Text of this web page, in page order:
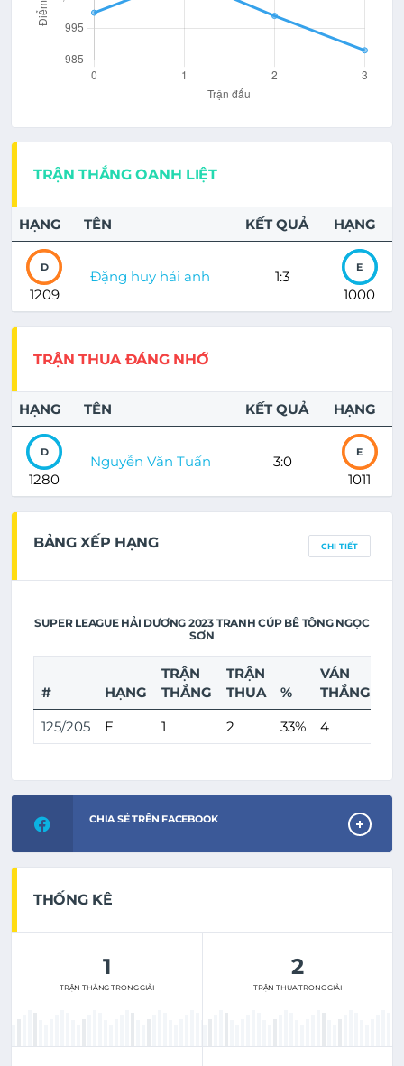
TRẬN THẮNG OANH LIỆT
HẠNG TÊN KẾT QUẢ HẠNG
D
1209
Đặng huy hải anh 1:3
E
1000
TRẬN THUA ĐÁNG NHỚ
HẠNG TÊN KẾT QUẢ HẠNG
D
1280
Nguyễn Văn Tuấn 3:0
E
1011
BẢNG XẾP HẠNG CHI TIẾT
SUPER LEAGUE HẢI DƯƠNG 2023 TRANH CÚP BÊ TÔNG NGỌC
SƠN
# HẠNG
TRẬN
THẮNG
TRẬN
THUA
%
VÁN
THẮNG
125/205
E 1 2 33% 4
CHIA SẺ TRÊN FACEBOOK
THỐNG KÊ
1
TRẬN THẮNG TRONG GIẢI
2
TRẬN THUA TRONG GIẢI